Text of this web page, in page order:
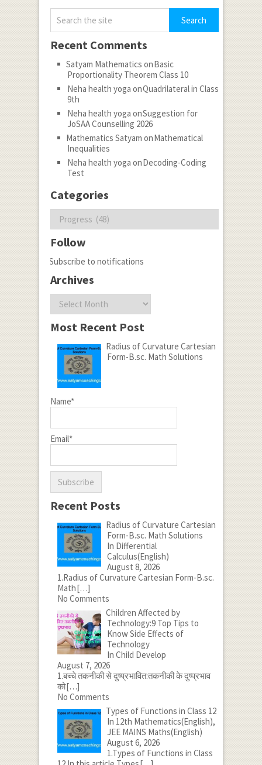
Recent Comments
Satyam Mathematics onBasic
Proportionality Theorem Class 10
Neha health yoga onQuadrilateral in Class
9th
Neha health yoga onSuggestion for
JoSAA Counselling 2026
Mathematics Satyam onMathematical
Inequalities
Neha health yoga onDecoding-Coding
Test
Categories
Categories
Follow
Subscribe to notifications
Archives
Archives
Most Recent Post
Radius of Curvature Cartesian
Form-B.sc. Math Solutions
Name*
Email*
Recent Posts
Radius of Curvature Cartesian
Form-B.sc. Math Solutions
In Differential
Calculus(English)
August 8, 2026
1.Radius of Curvature Cartesian Form-B.sc.
Math[…]
No Comments
Children Affected by
Technology:9 Top Tips to
Know Side Effects of
Technology
In Child Develop
August 7, 2026
1.बच्चे तकनीकी से दुष्प्रभावित:तकनीकी के दुष्प्रभाव
को[…]
No Comments
Types of Functions in Class 12
In 12th Mathematics(English),
JEE MAINS Maths(English)
August 6, 2026
1.Types of Functions in Class